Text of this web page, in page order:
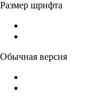
Размер шрифта
Обычная версия